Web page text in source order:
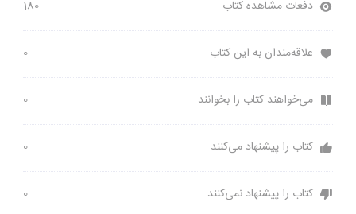
دفعات مشاهده کتاب 180
علاقه‌مندان به این کتاب 0
می‌خواهند کتاب را بخوانند. 0
کتاب را پیشنهاد می‌کنند 0
کتاب را پیشنهاد نمی‌کنند 0